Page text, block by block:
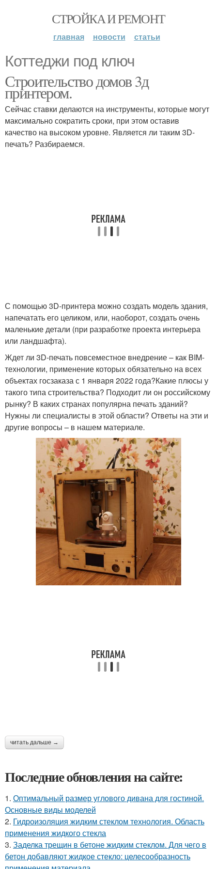
СТРОЙКА И РЕМОНТ
главная новости статьи
Коттеджи под ключ
Строительство домов 3д
принтером.
Сейчас ставки делаются на инструменты, которые могут
максимально сократить сроки, при этом оставив
качество на высоком уровне. Является ли таким 3D-
печать? Разбираемся.
С помощью 3D-принтера можно создать модель здания,
напечатать его целиком, или, наоборот, создать очень
маленькие детали (при разработке проекта интерьера
или ландшафта).
Ждет ли 3D-печать повсеместное внедрение – как BIM-
технологии, применение которых обязательно на всех
объектах госзаказа с 1 января 2022 года?Какие плюсы у
такого типа строительства? Подходит ли он российскому
рынку? В каких странах популярна печать зданий?
Нужны ли специалисты в этой области? Ответы на эти и
другие вопросы – в нашем материале.
читать дальше →
Последние обновления на сайте:
1. Оптимальный размер углового дивана для гостиной.
Основные виды моделей
2. Гидроизоляция жидким стеклом технология. Область
применения жидкого стекла
3. Заделка трещин в бетоне жидким стеклом. Для чего в
бетон добавляют жидкое стекло: целесообразность